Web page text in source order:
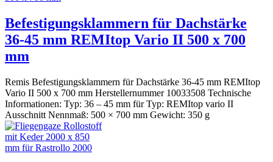
Befestigungsklammern für Dachstärke
36-45 mm REMItop Vario II 500 x 700
mm
Remis Befestigungsklammern für Dachstärke 36-45 mm REMItop
Vario II 500 x 700 mm Herstellernummer 10033508 Technische
Informationen: Typ: 36 – 45 mm für Typ: REMItop vario II
Ausschnitt Nennmaß: 500 × 700 mm Gewicht: 350 g